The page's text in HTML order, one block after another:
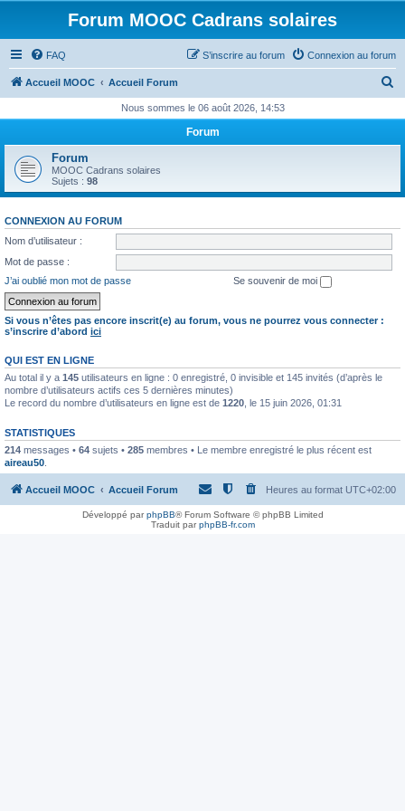
Forum MOOC Cadrans solaires
FAQ Connexion au forum
S’inscrire au forum
Accueil MOOC Accueil Forum
h
r
Nous sommes le 06 août 2026, 14:53
Forum
Forum
MOOC Cadrans solaires
Sujets : 98
CONNEXION AU FORUM
Nom d’utilisateur :
Mot de passe :
J’ai oublié mon mot de passe
Se souvenir de moi
Si vous n’êtes pas encore inscrit(e) au forum, vous ne pourrez vous connecter :
s’inscrire d’abord ici
QUI EST EN LIGNE
Au total il y a 145 utilisateurs en ligne : 0 enregistré, 0 invisible et 145 invités (d’après le
nombre d’utilisateurs actifs ces 5 dernières minutes)
Le record du nombre d’utilisateurs en ligne est de 1220 , le 15 juin 2026, 01:31
STATISTIQUES
214 messages • 64 sujets • 285 membres • Le membre enregistré le plus récent est
aireau50
Accueil MOOC Accueil Forum Heures au format UTC+02:00
Développé parphpBB® Forum Software © phpBB Limited
Traduit parphpBB-fr.com